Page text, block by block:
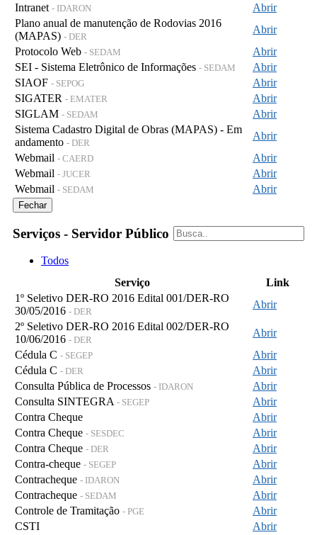
Intranet - IDARON
Abrir
Plano anual de manutenção de Rodovias 2016
(MAPAS) - DER
Abrir
Protocolo Web - SEDAM
Abrir
SEI - Sistema Eletrônico de Informações - SEDAM
Abrir
SIAOF - SEPOG
Abrir
SIGATER - EMATER
Abrir
SIGLAM - SEDAM
Abrir
Sistema Cadastro Digital de Obras (MAPAS) - Em
andamento - DER
Abrir
Webmail - CAERD
Abrir
Webmail - JUCER
Abrir
Webmail - SEDAM Abrir
Fechar
Serviços - Servidor Público
Todos
Serviço
Link
1º Seletivo DER-RO 2016 Edital 001/DER-RO
30/05/2016 - DER
Abrir
2º Seletivo DER-RO 2016 Edital 002/DER-RO
10/06/2016 - DER
Abrir
Cédula C - SEGEP
Abrir
Cédula C - DER
Abrir
Consulta Pública de Processos - IDARON
Abrir
Consulta SINTEGRA - SEGEP
Abrir
Contra Cheque
Abrir
Contra Cheque - SESDEC
Abrir
Contra Cheque - DER
Abrir
Contra-cheque - SEGEP
Abrir
Contracheque - IDARON
Abrir
Contracheque - SEDAM
Abrir
Controle de Tramitação - PGE
Abrir
CSTI
Abrir